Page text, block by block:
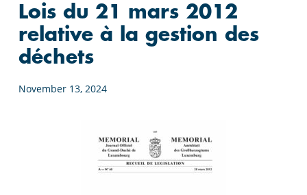
Lois du 21 mars 2012
relative à la gestion des
déchets
November 13, 2024